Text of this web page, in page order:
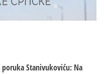
poruka Stanivukoviću: Na